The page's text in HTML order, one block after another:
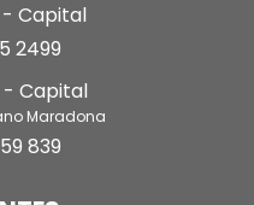
Capital
2499
- Capital
Maradona
839